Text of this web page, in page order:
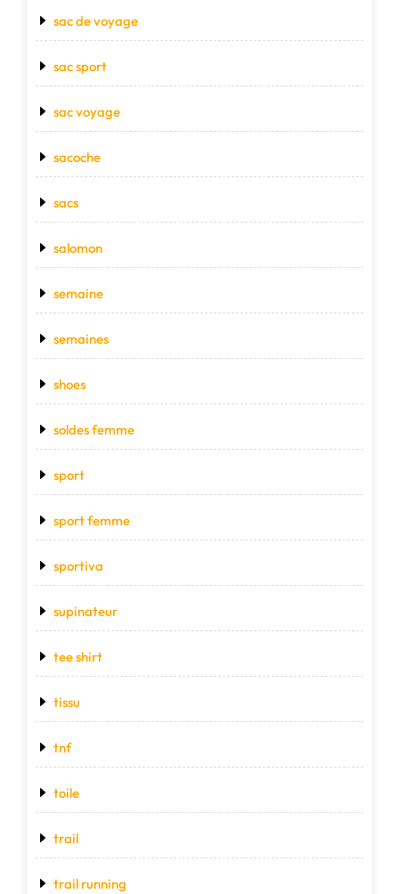
sac de voyage
sac sport
sac voyage
sacoche
sacs
salomon
semaine
semaines
shoes
soldes femme
sport
sport femme
sportiva
supinateur
tee shirt
tissu
tnf
toile
trail
trail running